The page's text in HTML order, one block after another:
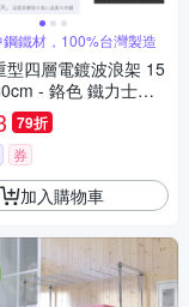
鋼鐵材，100%台灣製造
型四層電鍍波浪架 15
- 鉻色 鐵力士架/
納架
79折
券
加入購物車